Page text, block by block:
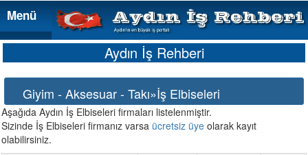
Menü
Menü
Aydın İş Rehberi
Giyim - Aksesuar - Takı»İş Elbiseleri
Aşağıda Aydın İş Elbiseleri firmaları listelenmiştir.
Sizinde İş Elbiseleri firmanız varsa ücretsiz üye olarak kayıt
olabilirsiniz.